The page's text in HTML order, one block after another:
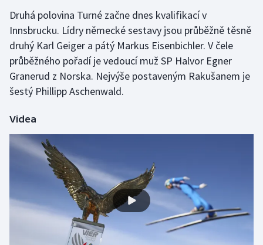
Lezení
Lyže a snowboard
Moderní pětiboj
Motorsport
Parasport
Plážový volejbal
Druhá polovina Turné začne dnes kvalifikací v
Innsbrucku. Lídry německé sestavy jsou průběžně těsně
druhý Karl Geiger a pátý Markus Eisenbichler. V čele
průběžného pořadí je vedoucí muž SP Halvor Egner
Granerud z Norska. Nejvýše postaveným Rakušanem je
šestý Phillipp Aschenwald.
Videa